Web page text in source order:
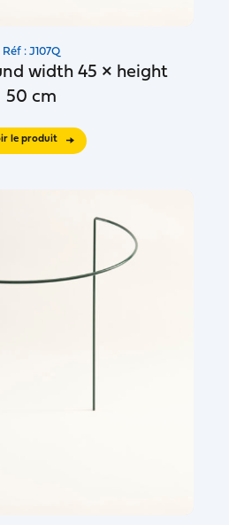
Réf : J107Q
width 45 × height
50 cm
le produit